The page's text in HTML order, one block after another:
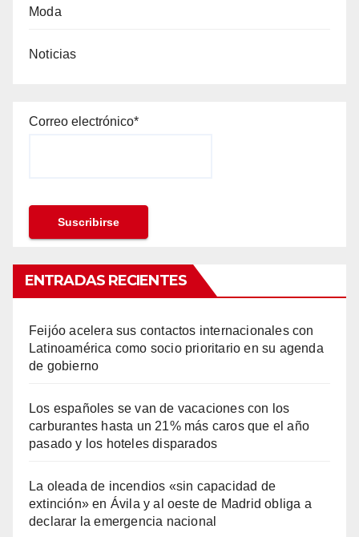
Moda
Noticias
Correo electrónico*
ENTRADAS RECIENTES
Feijóo acelera sus contactos internacionales con
Latinoamérica como socio prioritario en su agenda
de gobierno
Los españoles se van de vacaciones con los
carburantes hasta un 21% más caros que el año
pasado y los hoteles disparados
La oleada de incendios «sin capacidad de
extinción» en Ávila y al oeste de Madrid obliga a
declarar la emergencia nacional